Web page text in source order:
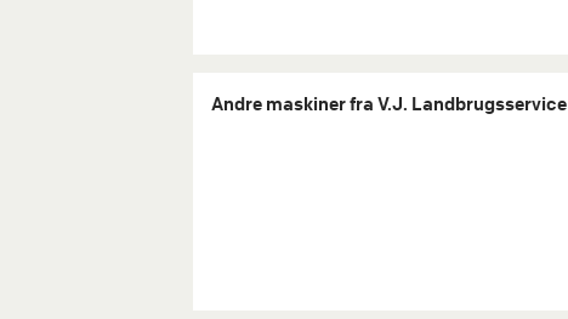
Andre maskiner fra V.J. Landbrugsservice